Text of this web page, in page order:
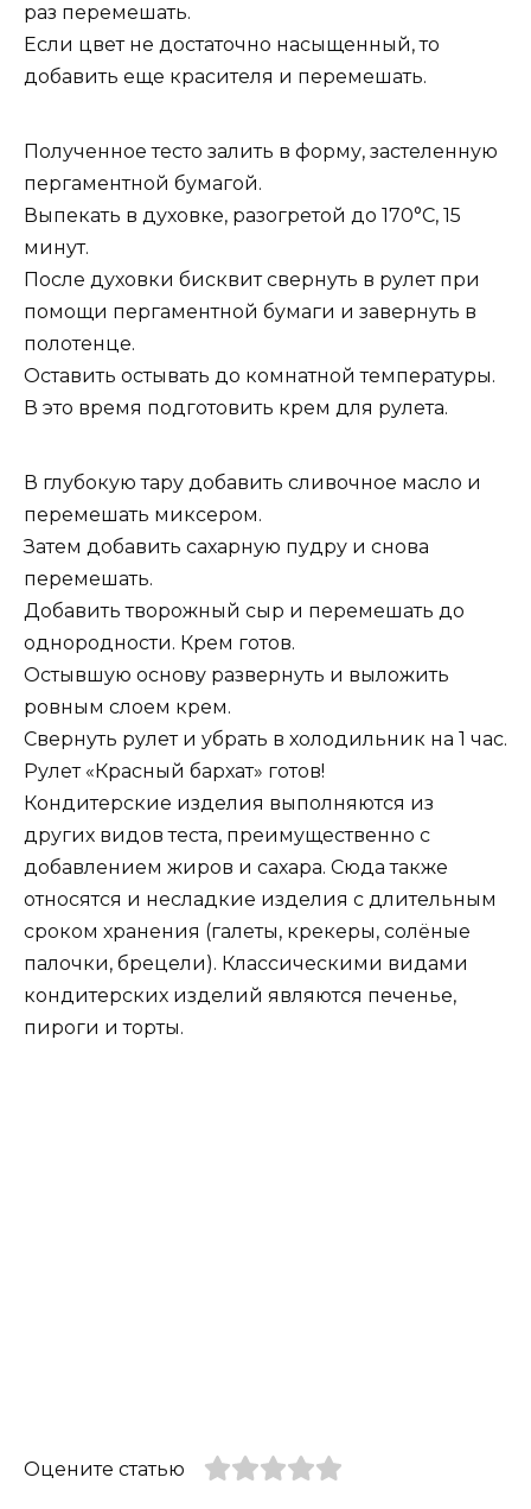
раз перемешать.
Если цвет не достаточно насыщенный, то
добавить еще красителя и перемешать.
Полученное тесто залить в форму, застеленную
пергаментной бумагой.
Выпекать в духовке, разогретой до 170°С, 15
минут.
После духовки бисквит свернуть в рулет при
помощи пергаментной бумаги и завернуть в
полотенце.
Оставить остывать до комнатной температуры.
В это время подготовить крем для рулета.
В глубокую тару добавить сливочное масло и
перемешать миксером.
Затем добавить сахарную пудру и снова
перемешать.
Добавить творожный сыр и перемешать до
однородности. Крем готов.
Остывшую основу развернуть и выложить
ровным слоем крем.
Свернуть рулет и убрать в холодильник на 1 час.
Рулет «Красный бархат» готов!
Кондитерские изделия выполняются из
других видов теста, преимущественно с
добавлением жиров и сахара. Сюда также
относятся и несладкие изделия с длительным
сроком хранения (галеты, крекеры, солёные
палочки, брецели). Классическими видами
кондитерских изделий являются печенье,
пироги и торты.
Оцените статью